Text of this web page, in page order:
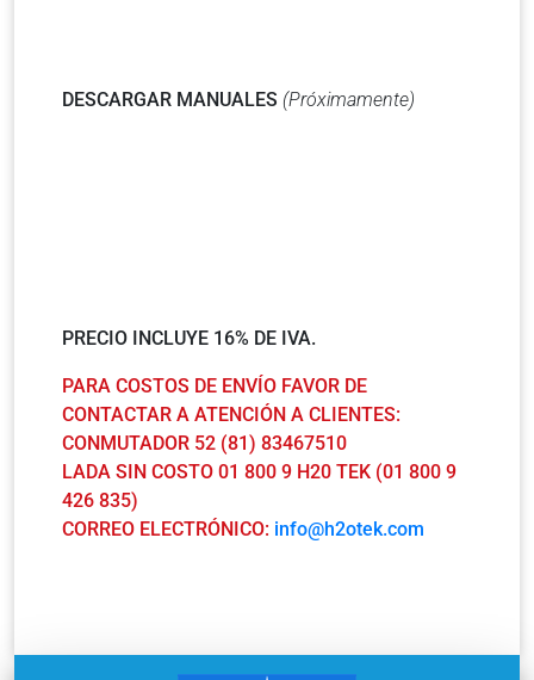
DESCARGAR MANUALES (Próximamente)
PRECIO INCLUYE 16% DE IVA.
PARA COSTOS DE ENVÍO FAVOR DE
CONTACTAR A ATENCIÓN A CLIENTES:
CONMUTADOR 52 (81) 83467510
LADA SIN COSTO 01 800 9 H20 TEK (01 800 9
426 835)
CORREO ELECTRÓNICO: info@h2otek.com